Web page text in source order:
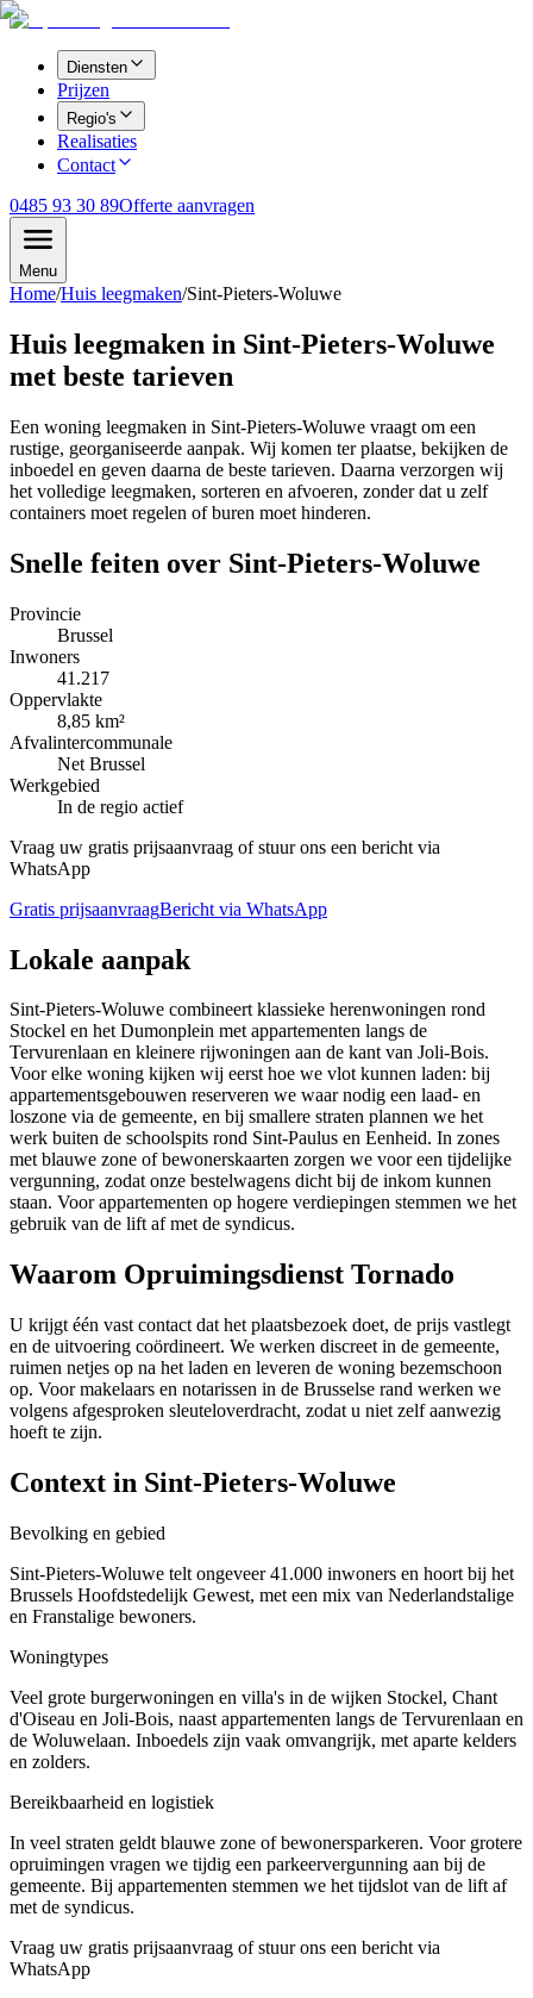
Diensten
Prijzen
Regio's
Realisaties
Contact
0485 93 30 89Offerte aanvragen
Menu
Home/Huis leegmaken/Sint-Pieters-Woluwe
Huis leegmaken in Sint-Pieters-Woluwe
met beste tarieven
Een woning leegmaken in Sint-Pieters-Woluwe vraagt om een
rustige, georganiseerde aanpak. Wij komen ter plaatse, bekijken de
inboedel en geven daarna de beste tarieven. Daarna verzorgen wij
het volledige leegmaken, sorteren en afvoeren, zonder dat u zelf
containers moet regelen of buren moet hinderen.
Snelle feiten over Sint-Pieters-Woluwe
Provincie
Brussel
Inwoners
41.217
Oppervlakte
8,85 km²
Afvalintercommunale
Net Brussel
Werkgebied
In de regio actief
Vraag uw gratis prijsaanvraag of stuur ons een bericht via
WhatsApp
Gratis prijsaanvraagBericht via WhatsApp
Lokale aanpak
Sint-Pieters-Woluwe combineert klassieke herenwoningen rond
Stockel en het Dumonplein met appartementen langs de
Tervurenlaan en kleinere rijwoningen aan de kant van Joli-Bois.
Voor elke woning kijken wij eerst hoe we vlot kunnen laden: bij
appartementsgebouwen reserveren we waar nodig een laad- en
loszone via de gemeente, en bij smallere straten plannen we het
werk buiten de schoolspits rond Sint-Paulus en Eenheid. In zones
met blauwe zone of bewonerskaarten zorgen we voor een tijdelijke
vergunning, zodat onze bestelwagens dicht bij de inkom kunnen
staan. Voor appartementen op hogere verdiepingen stemmen we het
gebruik van de lift af met de syndicus.
Waarom Opruimingsdienst Tornado
U krijgt één vast contact dat het plaatsbezoek doet, de prijs vastlegt
en de uitvoering coördineert. We werken discreet in de gemeente,
ruimen netjes op na het laden en leveren de woning bezemschoon
op. Voor makelaars en notarissen in de Brusselse rand werken we
volgens afgesproken sleuteloverdracht, zodat u niet zelf aanwezig
hoeft te zijn.
Context in Sint-Pieters-Woluwe
Bevolking en gebied
Sint-Pieters-Woluwe telt ongeveer 41.000 inwoners en hoort bij het
Brussels Hoofdstedelijk Gewest, met een mix van Nederlandstalige
en Franstalige bewoners.
Woningtypes
Veel grote burgerwoningen en villa's in de wijken Stockel, Chant
d'Oiseau en Joli-Bois, naast appartementen langs de Tervurenlaan en
de Woluwelaan. Inboedels zijn vaak omvangrijk, met aparte kelders
en zolders.
Bereikbaarheid en logistiek
In veel straten geldt blauwe zone of bewonersparkeren. Voor grotere
opruimingen vragen we tijdig een parkeervergunning aan bij de
gemeente. Bij appartementen stemmen we het tijdslot van de lift af
met de syndicus.
Vraag uw gratis prijsaanvraag of stuur ons een bericht via
WhatsApp